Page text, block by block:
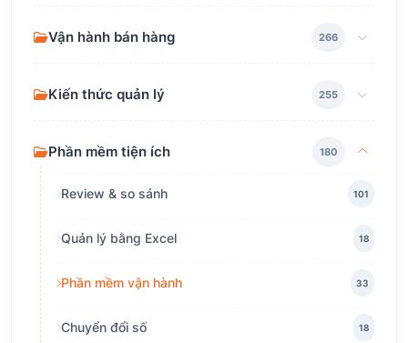
Vận hành bán hàng 266
Kiến thức quản lý 255
Phần mềm tiện ích 180
Review & so sánh 101
Quản lý bằng Excel 18
Phần mềm vận hành 33
Chuyển đổi số 18